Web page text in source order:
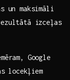
un maksimāli
izceļas
Google
locekļiem